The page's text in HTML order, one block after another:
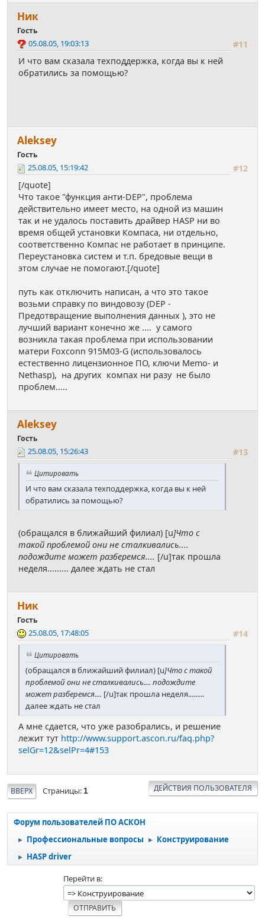
Ник
Гость
#11
05.08.05, 19:03:13
И что вам сказала техподдержка, когда вы к ней
обратились за помощью?
Аleksey
Гость
#12
25.08.05, 15:19:42
[/quote]
Что такое "функция анти-DEP", проблема
действительно имеет место, на одной из машин
так и не удалось поставить драйвер HASP ни во
время общей установки Компаса, ни отдельно,
соответственно Компас не работает в принципе.
Переустановка систем и т.п. бредовые вещи в
этом случае не помогают.[/quote]
путь как отключить написан, а что это такое
возьми справку по виндовозу (DEP -
Предотвращение выполнения данных ), это не
лучший вариант конечно же .... у самого
возникла такая проблема при использовании
матери Foxconn 915M03-G (использовалось
естественно лицензионное ПО, ключи Memo- и
Nethasp), на других компах ни разу не было
проблем.....
Аleksey
Гость
#13
25.08.05, 15:26:43
Цитировать
И что вам сказала техподдержка, когда вы к ней
обратились за помощью?
(обращался в ближайший филиал) [u]Что с
такой проблемой они не сталкивались....
подождите может разберемся.... [/u]так прошла
неделя......... далее ждать не стал
Ник
Гость
#14
25.08.05, 17:48:05
Цитировать
(обращался в ближайший филиал) [u]Что с такой
проблемой они не сталкивались.... подождите
может разберемся.... [/u]так прошла неделя.........
далее ждать не стал
А мне сдается, что уже разобрались, и решение
лежит тут http://www.support.ascon.ru/faq.php?
selGr=12&selPr=4#153
ВВЕРХ Страницы 1 ДЕЙСТВИЯ ПОЛЬЗОВАТЕЛЯ
Форум пользователей ПО АСКОН
► Профессиональные вопросы ► Конструирование
► HASP driver
Перейти в